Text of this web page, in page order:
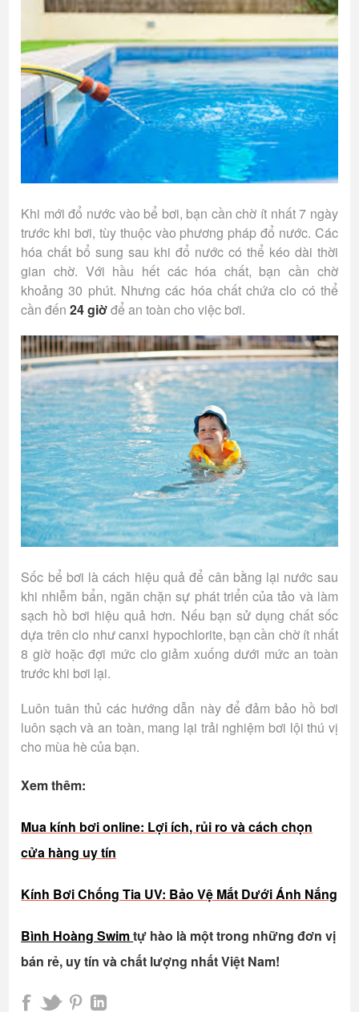
Khi mới đổ nước vào bể bơi, bạn cần chờ ít nhất 7 ngày
trước khi bơi, tùy thuộc vào phương pháp đổ nước. Các
hóa chất bổ sung sau khi đổ nước có thể kéo dài thời
gian chờ. Với hầu hết các hóa chất, bạn cần chờ
khoảng 30 phút. Nhưng các hóa chất chứa clo có thể
cần đến24 giờđể an toàn cho việc bơi.
Sốc bể bơi là cách hiệu quả để cân bằng lại nước sau
khi nhiễm bẩn, ngăn chặn sự phát triển của tảo và làm
sạch hồ bơi hiệu quả hơn. Nếu bạn sử dụng chất sốc
dựa trên clo như canxi hypochlorite, bạn cần chờ ít nhất
8 giờ hoặc đợi mức clo giảm xuống dưới mức an toàn
trước khi bơi lại.
Luôn tuân thủ các hướng dẫn này để đảm bảo hồ bơi
luôn sạch và an toàn, mang lại trải nghiệm bơi lội thú vị
cho mùa hè của bạn.
Xem thêm:
Mua kính bơi online: Lợi ích, rủi ro và cách chọn
cửa hàng uy tín
Kính Bơi Chống Tia UV: Bảo Vệ Mắt Dưới Ánh Nắng
Bình Hoàng Swimtự hào là một trong những đơn vị
bán rẻ, uy tín và chất lượng nhất Việt Nam!